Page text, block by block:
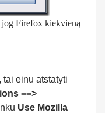
jog Firefox kiekvieną
, tai einu atstatyti
==>
Use Mozilla